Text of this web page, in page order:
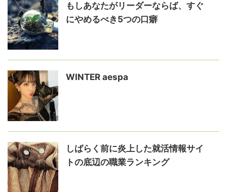
もしあなたがリーダーならば、すぐ
にやめるべき5つの口癖
WINTER aespa
しばらく前に炎上した就活情報サイ
トの底辺の職業ランキング